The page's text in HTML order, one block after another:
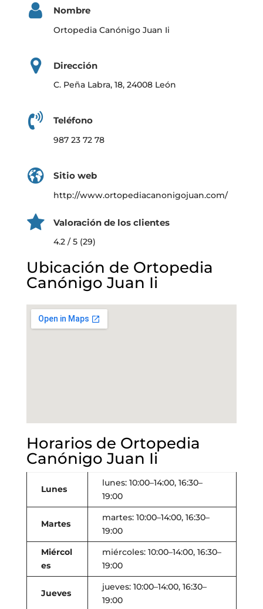
Nombre
Ortopedia Canónigo Juan Ii
Dirección
C. Peña Labra, 18, 24008 León
Teléfono
987 23 72 78
Sitio web
http://www.ortopediacanonigojuan.com/
Valoración de los clientes
4.2 / 5 (29)
Ubicación de Ortopedia
Canónigo Juan Ii
Horarios de Ortopedia
Canónigo Juan Ii
Lunes
lunes: 10:00–14:00, 16:30–
19:00
Martes
martes: 10:00–14:00, 16:30–
19:00
Miércol
es
miércoles: 10:00–14:00, 16:30–
19:00
Jueves
jueves: 10:00–14:00, 16:30–
19:00